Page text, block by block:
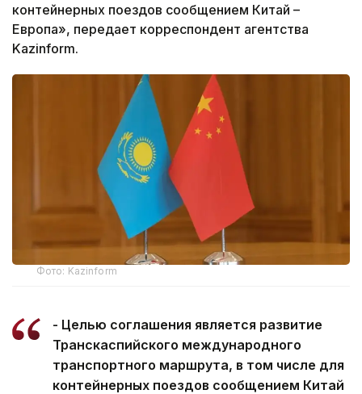
контейнерных поездов сообщением Китай –
Европа», передает корреспондент агентства
Kazinform.
Фото: Kazinform
- Целью соглашения является развитие
Транскаспийского международного
транспортного маршрута, в том числе для
контейнерных поездов сообщением Китай